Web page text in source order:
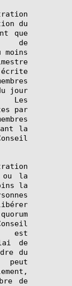
du
que
de
écrite
jour
par
la
ou la
la
est
de
du
peut
de